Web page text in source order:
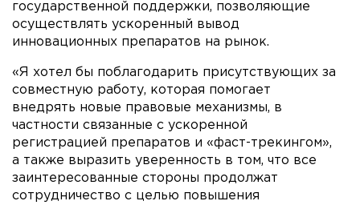
государственной поддержки, позволяющие
осуществлять ускоренный вывод
инновационных препаратов на рынок.
«Я хотел бы поблагодарить присутствующих за
совместную работу, которая помогает
внедрять новые правовые механизмы, в
частности связанные с ускоренной
регистрацией препаратов и «фаст-трекингом»,
а также выразить уверенность в том, что все
заинтересованные стороны продолжат
сотрудничество с целью повышения